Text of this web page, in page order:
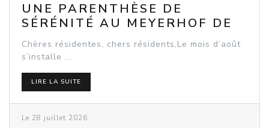
UNE PARENTHÈSE DE
SÉRÉNITÉ AU MEYERHOF DE
ROSHEIM
Chères résidentes, chers résidents,Le mois d’août
s’installe ...
LIRE LA SUITE
Le 28 juillet 2026